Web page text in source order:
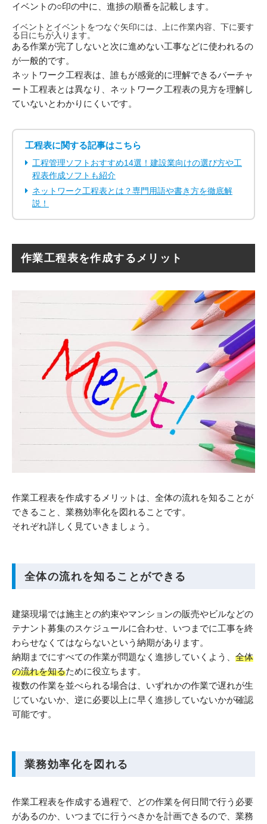
イベントの○印の中に、進捗の順番を記載します。
イベントとイベントをつなぐ矢印には、上に作業内容、下に要す
る日にちが入ります。
ある作業が完了しないと次に進めない工事などに使われるの
が一般的です。
ネットワーク工程表は、誰もが感覚的に理解できるバーチャ
ート工程表とは異なり、ネットワーク工程表の見方を理解し
ていないとわかりにくいです。
工程表に関する記事はこちら
工程管理ソフトおすすめ14選！建設業向けの選び方や工
程表作成ソフトも紹介
ネットワーク工程表とは？専門用語や書き方を徹底解
説！
作業工程表を作成するメリット
作業工程表を作成するメリットは、全体の流れを知ることが
できること、業務効率化を図れることです。
それぞれ詳しく見ていきましょう。
全体の流れを知ることができる
建築現場では施主との約束やマンションの販売やビルなどの
テナント募集のスケジュールに合わせ、いつまでに工事を終
わらせなくてはならないという納期があります。
納期までにすべての作業が問題なく進捗していくよう、 全体
の流れを知るために役立ちます。
複数の作業を並べられる場合は、いずれかの作業で遅れが生
じていないか、逆に必要以上に早く進捗していないかが確認
可能です。
業務効率化を図れる
作業工程表を作成する過程で、どの作業を何日間で行う必要
があるのか、いつまでに行うべきかを計画できるので、業務